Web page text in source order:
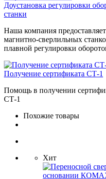
Доустановка регулировки
станки
Наша компания
магнитно-сверлильных
плавной регулировки
Получение сертификата СТ-1
Помощь в получении
СТ-1
Похожие товары
Хит